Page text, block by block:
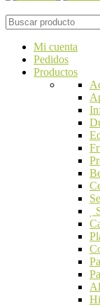
Mi cuenta
Pedidos
Productos